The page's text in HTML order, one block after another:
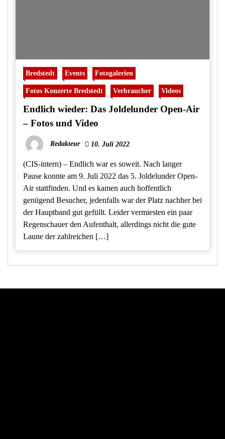
Bredstedt Events Fotogalerien
Fotos Konzerte Bredstedt Verbraucher Videos
Endlich wieder: Das Joldelunder Open-Air
– Fotos und Video
Redakteur 10. Juli 2022
(CIS-intern) – Endlich war es soweit. Nach langer
Pause konnte am 9. Juli 2022 das 5. Joldelunder Open-
Air stattfinden. Und es kamen auch hoffentlich
genügend Besucher, jedenfalls war der Platz nachher bei
der Hauptband gut gefüllt. Leider vermiesten ein paar
Regenschauer den Aufenthalt, allerdings nicht die gute
Laune der zahlreichen […]